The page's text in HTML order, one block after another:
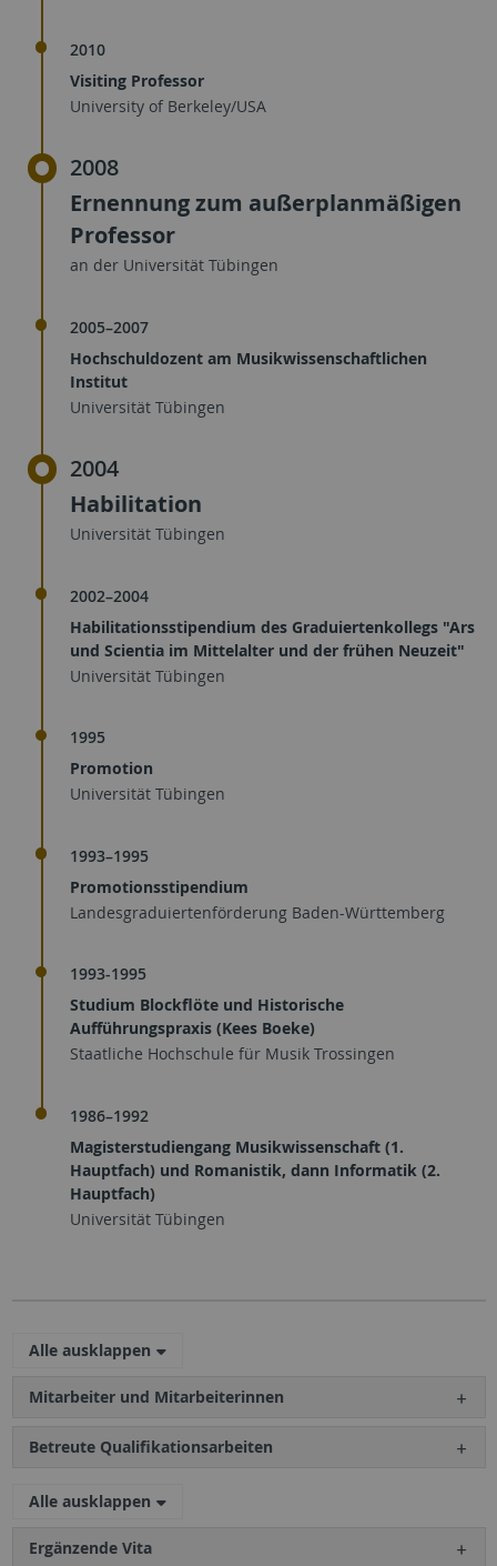
2010
Visiting Professor
University of Berkeley/USA
2008
Ernennung zum außerplanmäßigen
Professor
an der Universität Tübingen
2005–2007
Hochschuldozent am Musikwissenschaftlichen
Institut
Universität Tübingen
2004
Habilitation
Universität Tübingen
2002–2004
Habilitationsstipendium des Graduiertenkollegs "Ars
und Scientia im Mittelalter und der frühen Neuzeit"
Universität Tübingen
1995
Promotion
Universität Tübingen
1993–1995
Promotionsstipendium
Landesgraduiertenförderung Baden-Württemberg
1993-1995
Studium Blockflöte und Historische
Aufführungspraxis (Kees Boeke)
Staatliche Hochschule für Musik Trossingen
1986–1992
Magisterstudiengang Musikwissenschaft (1.
Hauptfach) und Romanistik, dann Informatik (2.
Hauptfach)
Universität Tübingen
Alle ausklappen
Mitarbeiter und Mitarbeiterinnen
Betreute Qualifikationsarbeiten
Alle ausklappen
Ergänzende Vita